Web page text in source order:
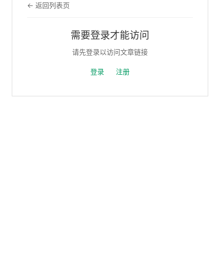
← 返回列表页
需要登录才能访问
请先登录以访问文章链接
登录 注册